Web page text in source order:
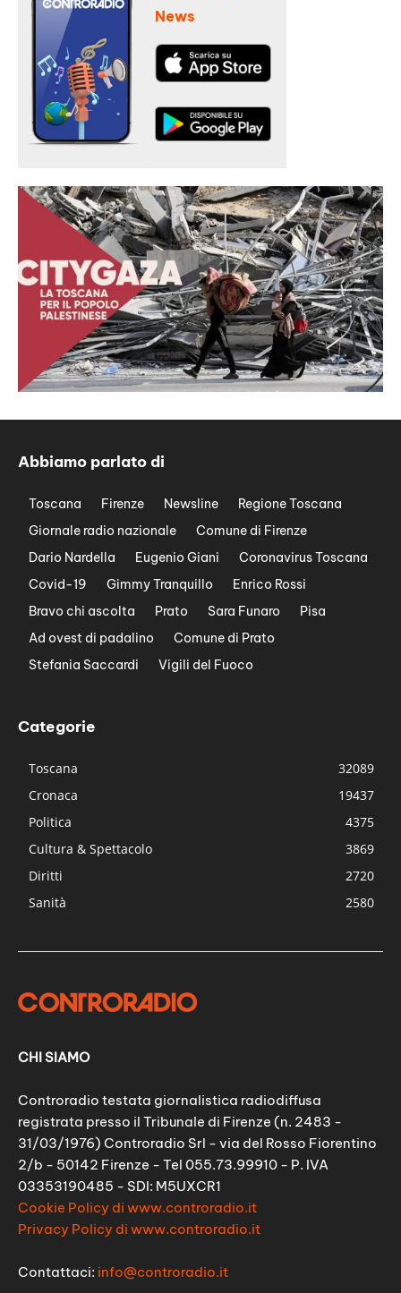
News
Abbiamo parlato di
Toscana Firenze Newsline
Regione Toscana
Giornale radio nazionale
Comune di Firenze
Dario Nardella
Eugenio Giani
Coronavirus Toscana
Covid-19
Gimmy Tranquillo
Enrico Rossi
Bravo chi ascolta
Prato Sara Funaro
Pisa
Ad ovest di padalino
Comune di Prato
Stefania Saccardi
Vigili del Fuoco
Categorie
Toscana
32089
Cronaca
19437
Politica
4375
Cultura & Spettacolo
3869
Diritti
2720
Sanità
2580
CHI SIAMO
Controradio testata giornalistica radiodiffusa
registrata presso il Tribunale di Firenze (n. 2483 -
31/03/1976) Controradio Srl - via del Rosso Fiorentino
2/b - 50142 Firenze - Tel 055.73.99910 - P. IVA
03353190485 - SDI: M5UXCR1
Cookie Policy di www.controradio.it
Privacy Policy di www.controradio.it
Contattaci: info@controradio.it